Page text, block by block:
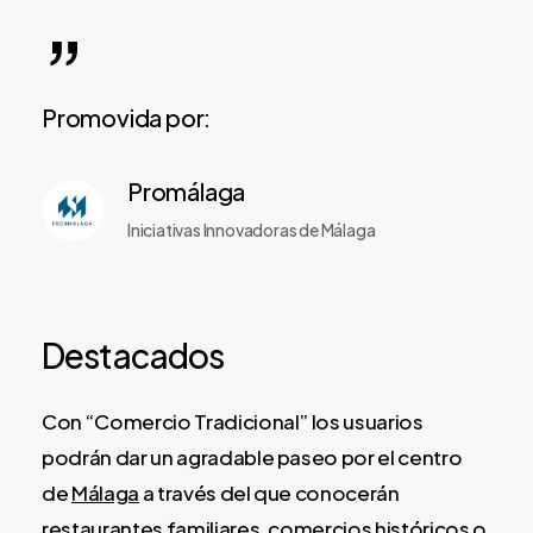
”
Promovida por:
Promálaga
Iniciativas Innovadoras de Málaga
Destacados
Con “Comercio Tradicional” los usuarios
podrán dar un agradable paseo por el centro
deMálaga a través del que conocerán